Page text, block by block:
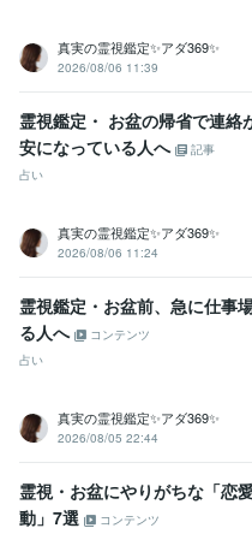
真実の霊視鑑定✨アダ369✨
2026/08/06 11:39
霊視鑑定・ お盆の帰省で連絡
安になっている人へ
記事
占い
真実の霊視鑑定✨アダ369✨
2026/08/06 11:24
霊視鑑定・お盆前、急に仕事
る人へ
コンテンツ
占い
真実の霊視鑑定✨アダ369✨
2026/08/05 22:44
霊視・お盆にやりがちな「恋
動」7選
コンテンツ